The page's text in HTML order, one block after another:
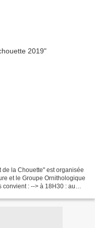
la Chouette" est organisée
et le Groupe Ornithologique
convient : --> à 18H30 : au